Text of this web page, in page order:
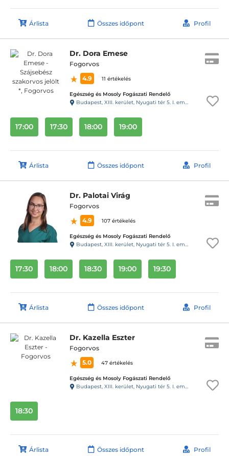
Árlista Összes időpont Profil
Dr. Dora Emese
Fogorvos
4.9
11 értékelés
Egészség és Mosoly Fogászati Rendelő
Budapest, XIII. kerület, Nyugati tér 5. I. em. 3. (28-as kapucsengő)
17:00 17:30 18:00 19:00
Árlista Összes időpont Profil
Dr. Palotai Virág
Fogorvos
4.9
107 értékelés
Egészség és Mosoly Fogászati Rendelő
Budapest, XIII. kerület, Nyugati tér 5. I. em. 3. (28-as kapucsengő)
17:30 18:00 18:30 19:00 19:30
Árlista Összes időpont Profil
Dr. Kazella Eszter
Fogorvos
5.0
47 értékelés
Egészség és Mosoly Fogászati Rendelő
Budapest, XIII. kerület, Nyugati tér 5. I. em. 3. (28-as kapucsengő)
18:30
Árlista Összes időpont Profil